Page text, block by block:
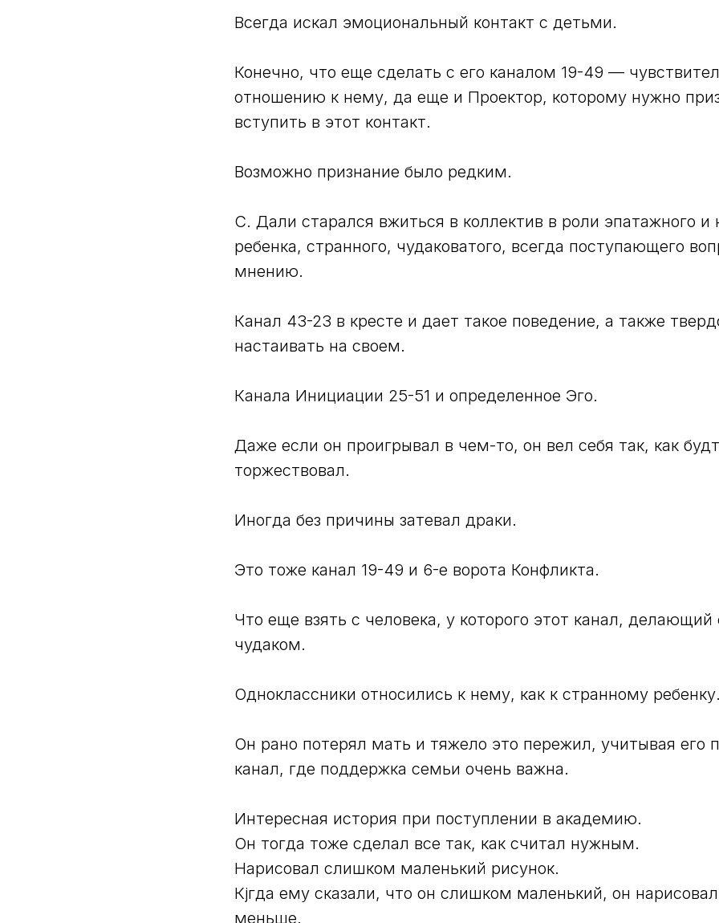
Всегда искал эмоциональный контакт с детьми.
Конечно, что еще сделать с его каналом 19-49 —
отношению к нему, да еще и Проектор, которому нужно
вступить в этот контакт.
Возможно признание было редким.
С. Дали старался вжиться в коллектив в роли эпатажного и
ребенка, странного, чудаковатого, всегда поступающего
мнению.
Канал 43-23 в кресте и дает такое поведение, а также
настаивать на своем.
Канала Инициации 25-51 и определенное Эго.
Даже если он проигрывал в чем-то, он вел себя так, как
торжествовал.
Иногда без причины затевал драки.
Это тоже канал 19-49 и 6-е ворота Конфликта.
Что еще взять с человека, у которого этот канал,
чудаком.
Одноклассники относились к нему, как к странному
Он рано потерял мать и тяжело это пережил, учитывая его
канал, где поддержка семьи очень важна.
Интересная история при поступлении в академию.
Он тогда тоже сделал все так, как считал нужным.
Нарисовал слишком маленький рисунок.
Кjгда ему сказали, что он слишком маленький, он
меньше.